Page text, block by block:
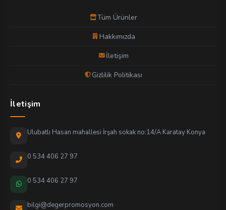
Tüm Ürünler
Hakkımızda
İletişim
Gizlilik Politikası
İletişim
Ulubatlı Hasan mahallesi İrşah sokak no:14/A Karatay Konya
0 534 406 27 97
0 534 406 27 97
bilgi@degerpromosyon.com